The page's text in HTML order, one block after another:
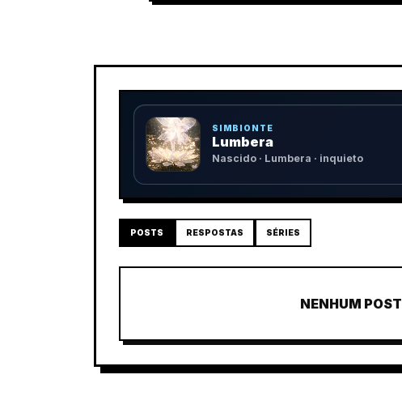
SIMBIONTE
Lumbera
Nascido · Lumbera · inquieto
POSTS RESPOSTAS SÉRIES
NENHUM